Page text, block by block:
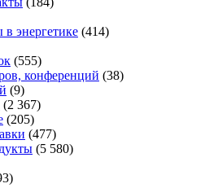
энергетике (414)
(555)
конференций (38)
(9)
(2 367)
(205)
(477)
(5 580)